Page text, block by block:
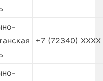
+7 (72340) XXXX